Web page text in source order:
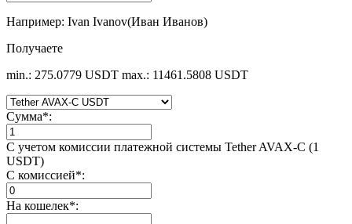
Например: Ivan Ivanov(Иван Иванов)
Получаете
min.: 275.0779 USDT max.: 11461.5808 USDT
Сумма*:
С учетом комиссии платежной системы Tether AVAX-C (1
USDT)
С комиссией*:
На кошелек*: